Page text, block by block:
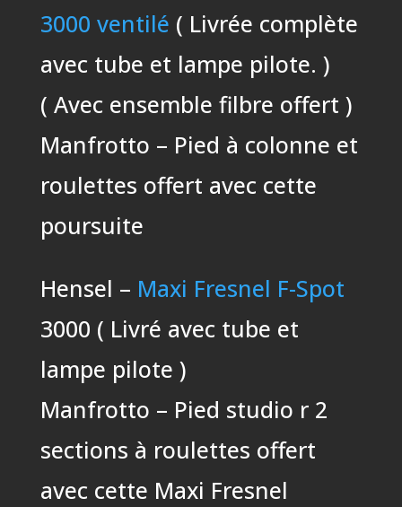
3000 ventilé ( Livrée complète
avec tube et lampe pilote. )
( Avec ensemble filbre offert )
Manfrotto – Pied à colonne et
roulettes offert avec cette
poursuite
Hensel – Maxi Fresnel F-Spot
3000 ( Livré avec tube et
lampe pilote )
Manfrotto – Pied studio r 2
sections à roulettes offert
avec cette Maxi Fresnel